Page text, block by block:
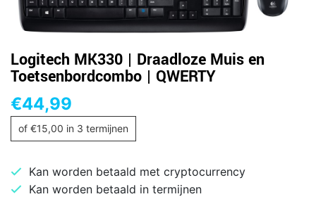
Logitech MK330 | Draadloze Muis en
Toetsenbordcombo | QWERTY
€44,99
of €15,00 in 3 termijnen
Kan worden betaald met cryptocurrency
Kan worden betaald in termijnen